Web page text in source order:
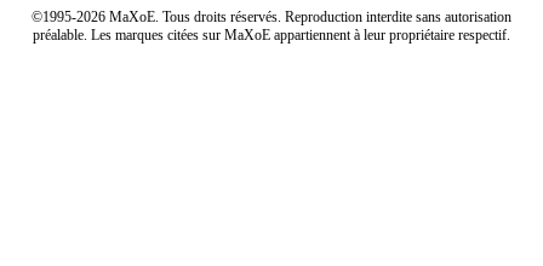
©1995-2026 MaXoE. Tous droits réservés. Reproduction interdite sans autorisation
préalable. Les marques citées sur MaXoE appartiennent à leur propriétaire respectif.